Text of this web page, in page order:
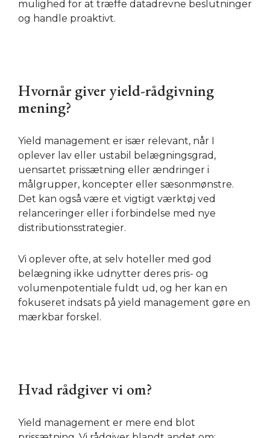
mulighed for at træffe datadrevne beslutninger
og handle proaktivt.
Hvornår giver yield-rådgivning
mening?
Yield management er især relevant, når I
oplever lav eller ustabil belægningsgrad,
uensartet prissætning eller ændringer i
målgrupper, koncepter eller sæsonmønstre.
Det kan også være et vigtigt værktøj ved
relanceringer eller i forbindelse med nye
distributionsstrategier.
Vi oplever ofte, at selv hoteller med god
belægning ikke udnytter deres pris- og
volumenpotentiale fuldt ud, og her kan en
fokuseret indsats på yield management gøre en
mærkbar forskel.
Hvad rådgiver vi om?
Yield management er mere end blot